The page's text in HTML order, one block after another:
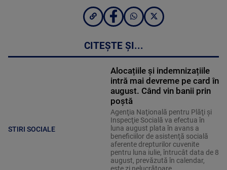
CITEȘTE ȘI...
STIRI SOCIALE
Alocațiile și indemnizațiile
intră mai devreme pe card în
august. Când vin banii prin
poștă
Agenţia Naţională pentru Plăţi şi
Inspecţie Socială va efectua în
luna august plata în avans a
beneficiilor de asistenţă socială
aferente drepturilor cuvenite
pentru luna iulie, întrucât data de 8
august, prevăzută în calendar,